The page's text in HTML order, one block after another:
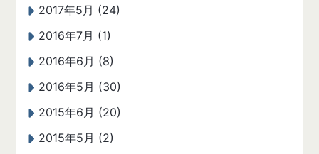
2017年5月 (24)
2016年7月 (1)
2016年6月 (8)
2016年5月 (30)
2015年6月 (20)
2015年5月 (2)